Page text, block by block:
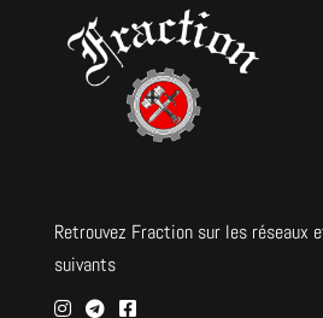
Retrouvez Fraction sur les réseaux
suivants